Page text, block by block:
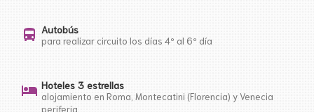
directions_bus Autobús
para realizar circuito los días 4º al 6º día
hotel Hoteles 3 estrellas
alojamiento en Roma, Montecatini (Florencia) y Venecia
periferia